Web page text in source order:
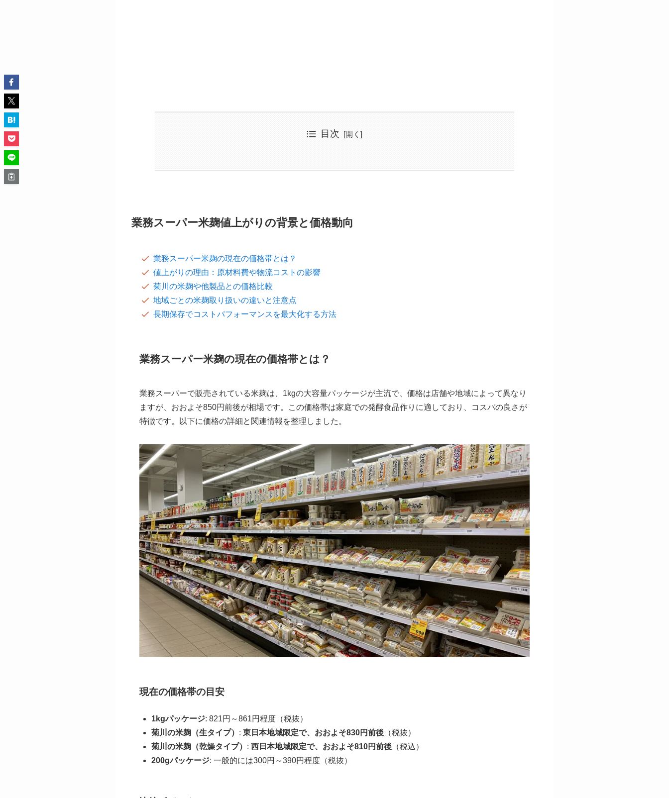
目次
業務スーパー米麹値上がりの背景と価格動向
業務スーパー米麹の現在の価格帯とは？
値上がりの理由：原材料費や物流コストの影響
菊川の米麹や他製品との価格比較
地域ごとの米麹取り扱いの違いと注意点
長期保存でコストパフォーマンスを最大化する方法
業務スーパー米麹の現在の価格帯とは？
業務スーパーで販売されている米麹は、1kgの大容量パッケージが主流で、価格は店舗や地域によって異なり
ますが、おおよそ850円前後が相場です。この価格帯は家庭での発酵食品作りに適しており、コスパの良さが
特徴です。以下に価格の詳細と関連情報を整理しました。
現在の価格帯の目安
1kgパッケージ: 821円～861円程度（税抜）
菊川の米麹（生タイプ） : 東日本地域限定で、おおよそ830円前後 （税抜）
菊川の米麹（乾燥タイプ） : 西日本地域限定で、おおよそ810円前後 （税込）
200gパッケージ: 一般的には300円～390円程度（税抜）